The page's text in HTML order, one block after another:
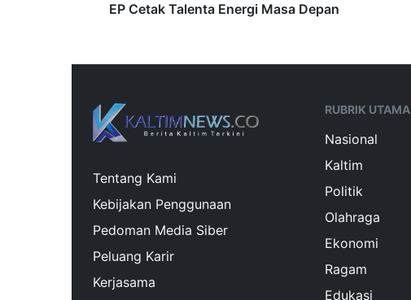
EP Cetak Talenta Energi Masa Depan
Tentang Kami
Kebijakan Penggunaan
Pedoman Media Siber
Peluang Karir
Kerjasama
RUBRIK UTAMA
Nasional
Kaltim
Politik
Olahraga
Ekonomi
Ragam
Edukasi